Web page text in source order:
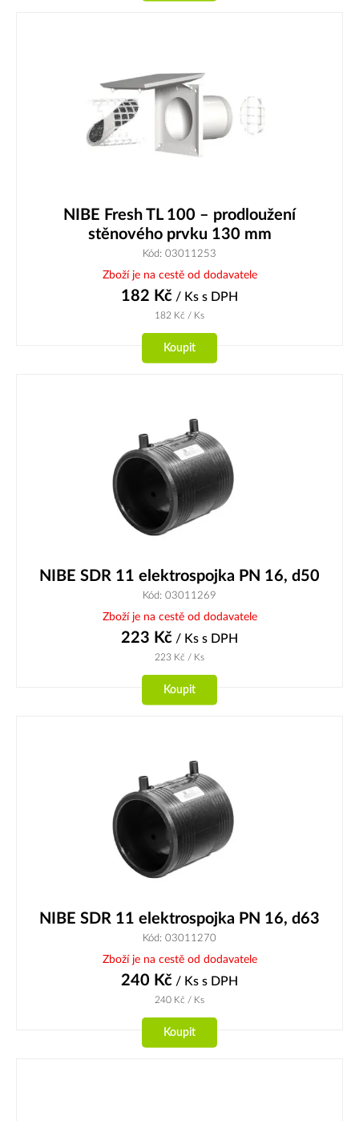
NIBE Fresh TL 100 – prodloužení
stěnového prvku 130 mm
Kód: 03011253
Zboží je na cestě od dodavatele
182 Kč / Ks s DPH
182 Kč / Ks
Koupit
NIBE SDR 11 elektrospojka PN 16, d50
Kód: 03011269
Zboží je na cestě od dodavatele
223 Kč / Ks s DPH
223 Kč / Ks
Koupit
NIBE SDR 11 elektrospojka PN 16, d63
Kód: 03011270
Zboží je na cestě od dodavatele
240 Kč / Ks s DPH
240 Kč / Ks
Koupit